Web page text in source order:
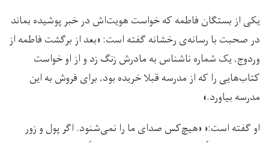
یکی از بستگان فاطمه که خواست هویت‌اش در خبر پوشیده بماند
در صحبت با رسانه‌ی رخشانه گفته است: «بعد از برگشت فاطمه از
وردوج، یک شماره ناشناس به مادرش زنگ زد و از او خواست
کتاب‌هایی را که از مدرسه قبلا خریده بود، برای فروش به این
مدرسه بیاورد.»
او گفته است:« «هیچ‌کس صدای ما را نمی‌شنود. اگر پول و زور